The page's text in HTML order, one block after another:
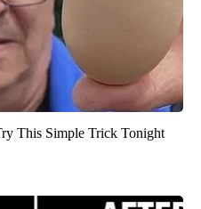
This Simple Trick Tonight